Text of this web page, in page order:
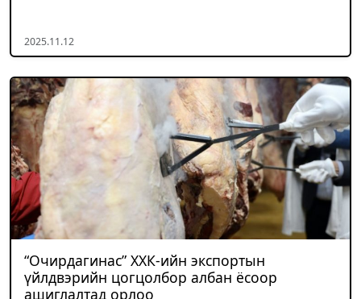
2025.11.12
“Очирдагинас” ХХК-ийн экспортын
үйлдвэрийн цогцолбор албан ёсоор
ашиглалтад орлоо